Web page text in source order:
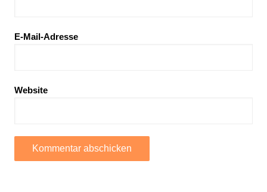
E-Mail-Adresse
Website